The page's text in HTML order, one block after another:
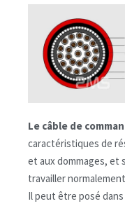
Le câble de
caractéristiques de
et aux dommages, et
travailler
Il peut être posé